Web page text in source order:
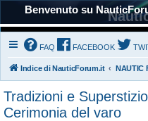
Benvenuto su
FAQ FACEBOOK
Indice di NauticForum.it
Tradizioni e
Cerimonia del varo